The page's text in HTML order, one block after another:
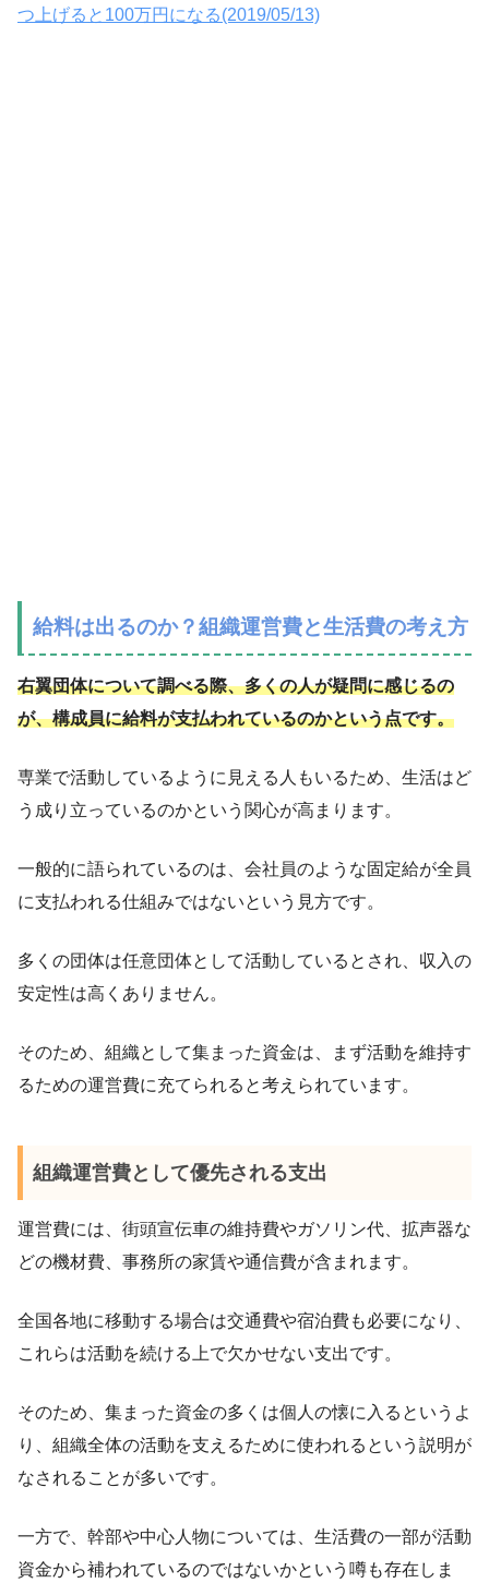
つ上げると100万円になる(2019/05/13)
給料は出るのか？組織運営費と生活費の考え方
右翼団体について調べる際、多くの人が疑問に感じるの
が、構成員に給料が支払われているのかという点です。
専業で活動しているように見える人もいるため、生活はど
う成り立っているのかという関心が高まります。
一般的に語られているのは、会社員のような固定給が全員
に支払われる仕組みではないという見方です。
多くの団体は任意団体として活動しているとされ、収入の
安定性は高くありません。
そのため、組織として集まった資金は、まず活動を維持す
るための運営費に充てられると考えられています。
組織運営費として優先される支出
運営費には、街頭宣伝車の維持費やガソリン代、拡声器な
どの機材費、事務所の家賃や通信費が含まれます。
全国各地に移動する場合は交通費や宿泊費も必要になり、
これらは活動を続ける上で欠かせない支出です。
そのため、集まった資金の多くは個人の懐に入るというよ
り、組織全体の活動を支えるために使われるという説明が
なされることが多いです。
一方で、幹部や中心人物については、生活費の一部が活動
資金から補われているのではないかという噂も存在しま